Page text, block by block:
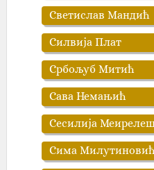
Светислав Мандић
Силвија Плат
Србољуб Митић
Сава Немањић
Сесилија
Сима Милутиновић